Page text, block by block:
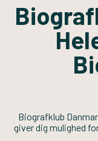
Biografklub
giver dig mulighed